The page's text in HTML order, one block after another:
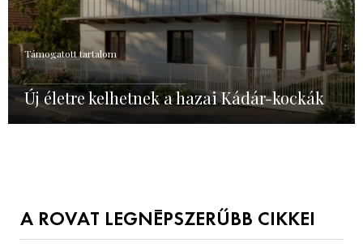
Támogatott tartalom
Új életre kelhetnek a hazai Kádár-kockák
A ROVAT LEGNÉPSZERŰBB CIKKEI